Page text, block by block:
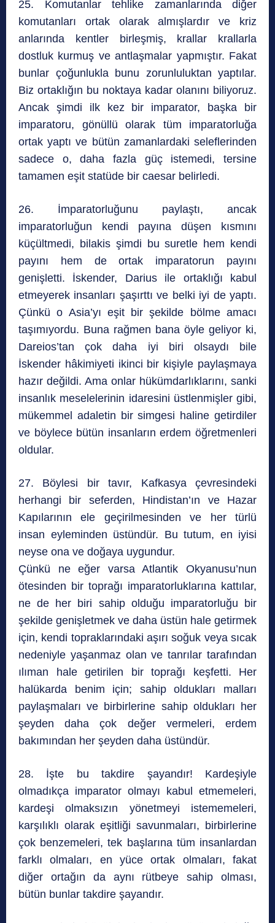
25. Komutanlar tehlike zamanlarında diğer
komutanları ortak olarak almışlardır ve kriz
anlarında kentler birleşmiş, krallar krallarla
dostluk kurmuş ve antlaşmalar yapmıştır. Fakat
bunlar çoğunlukla bunu zorunluluktan yaptılar.
Biz ortaklığın bu noktaya kadar olanını biliyoruz.
Ancak şimdi ilk kez bir imparator, başka bir
imparatoru, gönüllü olarak tüm imparatorluğa
ortak yaptı ve bütün zamanlardaki seleflerinden
sadece o, daha fazla güç istemedi, tersine
tamamen eşit statüde bir caesar belirledi.
26. İmparatorluğunu paylaştı, ancak
imparatorluğun kendi payına düşen kısmını
küçültmedi, bilakis şimdi bu suretle hem kendi
payını hem de ortak imparatorun payını
genişletti. İskender, Darius ile ortaklığı kabul
etmeyerek insanları şaşırttı ve belki iyi de yaptı.
Çünkü o Asia’yı eşit bir şekilde bölme amacı
taşımıyordu. Buna rağmen bana öyle geliyor ki,
Dareios’tan çok daha iyi biri olsaydı bile
İskender hâkimiyeti ikinci bir kişiyle paylaşmaya
hazır değildi. Ama onlar hükümdarlıklarını, sanki
insanlık meselelerinin idaresini üstlenmişler gibi,
mükemmel adaletin bir simgesi haline getirdiler
ve böylece bütün insanların erdem öğretmenleri
oldular.
27. Böylesi bir tavır, Kafkasya çevresindeki
herhangi bir seferden, Hindistan’ın ve Hazar
Kapılarının ele geçirilmesinden ve her türlü
insan eyleminden üstündür. Bu tutum, en iyisi
neyse ona ve doğaya uygundur.
Çünkü ne eğer varsa Atlantik Okyanusu’nun
ötesinden bir toprağı imparatorluklarına kattılar,
ne de her biri sahip olduğu imparatorluğu bir
şekilde genişletmek ve daha üstün hale getirmek
için, kendi topraklarındaki aşırı soğuk veya sıcak
nedeniyle yaşanmaz olan ve tanrılar tarafından
ılıman hale getirilen bir toprağı keşfetti. Her
halükarda benim için; sahip oldukları malları
paylaşmaları ve birbirlerine sahip oldukları her
şeyden daha çok değer vermeleri, erdem
bakımından her şeyden daha üstündür.
28. İşte bu takdire şayandır! Kardeşiyle
olmadıkça imparator olmayı kabul etmemeleri,
kardeşi olmaksızın yönetmeyi istememeleri,
karşılıklı olarak eşitliği savunmaları, birbirlerine
çok benzemeleri, tek başlarına tüm insanlardan
farklı olmaları, en yüce ortak olmaları, fakat
diğer ortağın da aynı rütbeye sahip olması,
bütün bunlar takdire şayandır.